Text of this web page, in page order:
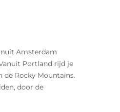
Amsterdam
Portland rijd je
Rocky Mountains.
door de